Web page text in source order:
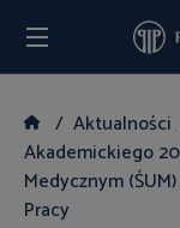
Aktualności
Akademickiego
Medycznym
Pracy